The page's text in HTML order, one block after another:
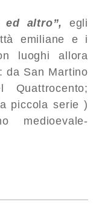
ed altro”, egli
emiliane e i
luoghi allora
da San Martino
piccola serie )
medioevale-